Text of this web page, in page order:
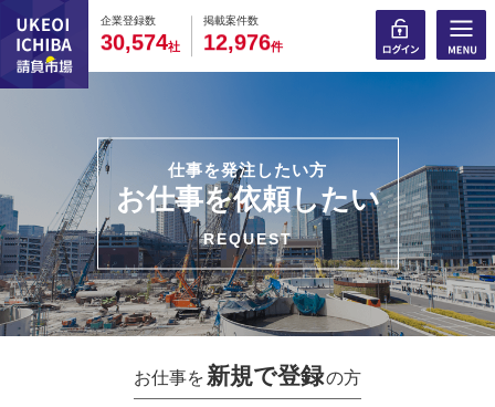
企業登録数
0
3
0
0,
0
5
0
74社
掲載案件数
0
1
0
2,
0
9
0
76件
仕事を発注したい方
お仕事を依頼したい
REQUEST
お仕事を 新規で登録の方